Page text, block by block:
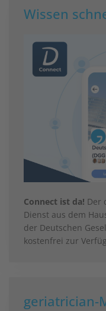
Wissen
Connect ist da! Der
Dienst aus dem
der Deutschen
kostenfrei zur
geriatrician-